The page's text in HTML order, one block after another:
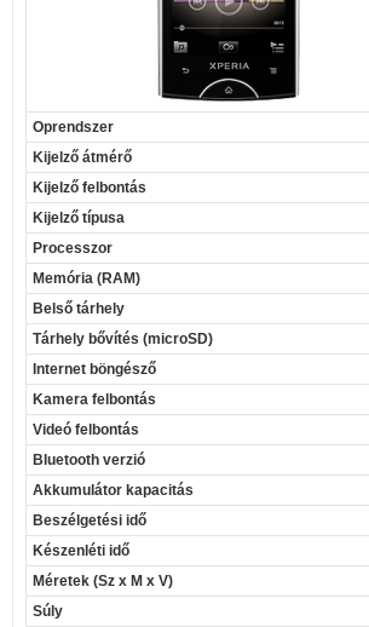
Oprendszer
Kijelző átmérő
Kijelző felbontás
Kijelző típusa
Processzor
Memória (RAM)
Belső tárhely
Tárhely bővítés (microSD)
Internet böngésző
Kamera felbontás
Videó felbontás
Bluetooth verzió
Akkumulátor kapacitás
Beszélgetési idő
Készenléti idő
Méretek (Sz x M x V)
Súly